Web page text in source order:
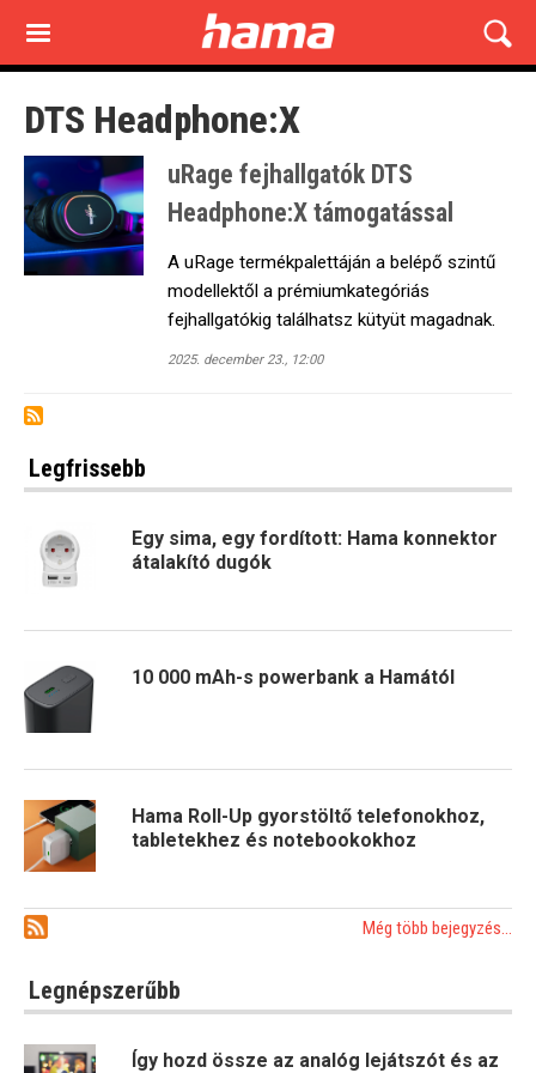
main
DTS Headphone:X
uRage fejhallgatók DTS
Headphone:X támogatással
A uRage termékpalettáján a belépő szintű
modellektől a prémiumkategóriás
fejhallgatókig találhatsz kütyüt magadnak.
2025. december 23., 12:00
Legfrissebb
Egy sima, egy fordított: Hama konnektor
átalakító dugók
10 000 mAh-s powerbank a Hamától
Hama Roll-Up gyorstöltő telefonokhoz,
tabletekhez és notebookokhoz
Még több bejegyzés...
Legnépszerűbb
Így hozd össze az analóg lejátszót és az